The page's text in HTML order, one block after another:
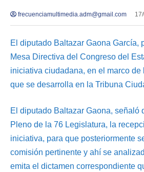
frecuenciamultimedia.adm@gmail.com
El diputado Baltazar Gaona García,
Mesa Directiva del Congreso del
iniciativa ciudadana, en el marco de
que se desarrolla en la Tribuna
El diputado Baltazar Gaona, señaló
Pleno de la 76 Legislatura, la
iniciativa, para que posteriormente
comisión pertinente y ahí se
emita el dictamen correspondiente